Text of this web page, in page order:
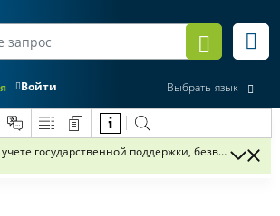
Войти Выбрать язык
учете государственной поддержки,